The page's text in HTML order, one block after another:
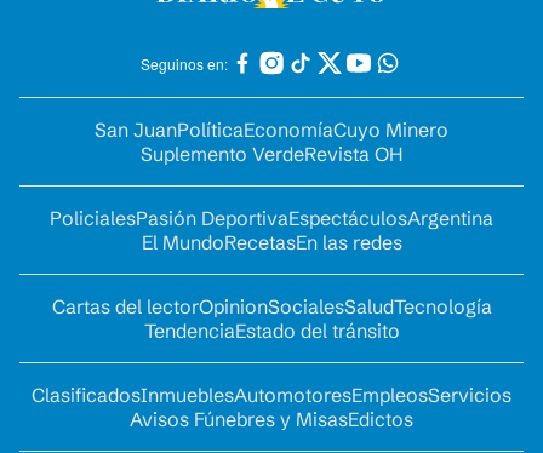
Seguinos en:
San JuanPolíticaEconomíaCuyo Minero
Suplemento VerdeRevista OH
PolicialesPasión DeportivaEspectáculosArgentina
El MundoRecetasEn las redes
Cartas del lectorOpinionSocialesSaludTecnología
TendenciaEstado del tránsito
ClasificadosInmueblesAutomotoresEmpleosServicios
Avisos Fúnebres y MisasEdictos